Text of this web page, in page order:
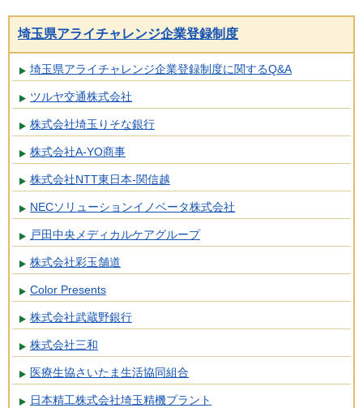
埼玉県アライチャレンジ企業登録制度
埼玉県アライチャレンジ企業登録制度に関するQ&A
ツルヤ交通株式会社
株式会社埼玉りそな銀行
株式会社A-YO商事
株式会社NTT東日本-関信越
NECソリューションイノベータ株式会社
戸田中央メディカルケアグループ
株式会社彩玉舗道
Color Presents
株式会社武蔵野銀行
株式会社三和
医療生協さいたま生活協同組合
日本精工株式会社埼玉精機プラント